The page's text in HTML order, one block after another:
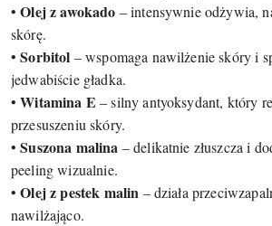
•Olej z awokado – intensywnie odżywia,
skórę.
•Sorbitol – wspomaga nawilżenie skóry i
jedwabiście gładka.
•Witamina E – silny antyoksydant, który
przesuszeniu skóry.
•Suszona malina – delikatnie złuszcza i
peeling wizualnie.
•Olej z pestek malin – działa
nawilżająco.